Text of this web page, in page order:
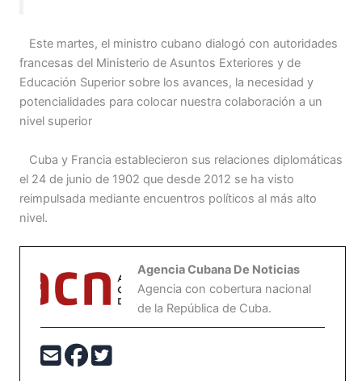
Este martes, el ministro cubano dialogó con autoridades
francesas del Ministerio de Asuntos Exteriores y de
Educación Superior sobre los avances, la necesidad y
potencialidades para colocar nuestra colaboración a un
nivel superior
Cuba y Francia establecieron sus relaciones diplomáticas
el 24 de junio de 1902 que desde 2012 se ha visto
reimpulsada mediante encuentros políticos al más alto
nivel.
Agencia Cubana De Noticias
Agencia con cobertura nacional
de la República de Cuba.